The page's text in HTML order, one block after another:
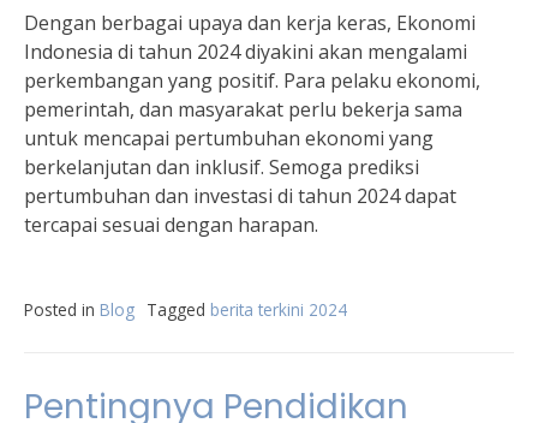
Dengan berbagai upaya dan kerja keras, Ekonomi
Indonesia di tahun 2024 diyakini akan mengalami
perkembangan yang positif. Para pelaku ekonomi,
pemerintah, dan masyarakat perlu bekerja sama
untuk mencapai pertumbuhan ekonomi yang
berkelanjutan dan inklusif. Semoga prediksi
pertumbuhan dan investasi di tahun 2024 dapat
tercapai sesuai dengan harapan.
Posted in Blog Tagged berita terkini 2024
Pentingnya Pendidikan